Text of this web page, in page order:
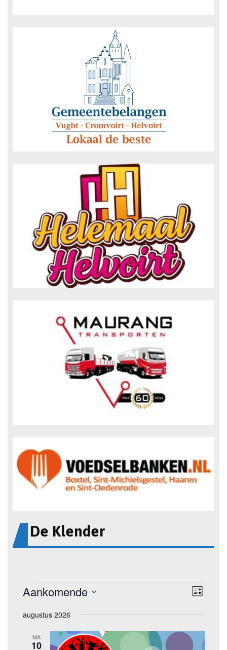
De Klender